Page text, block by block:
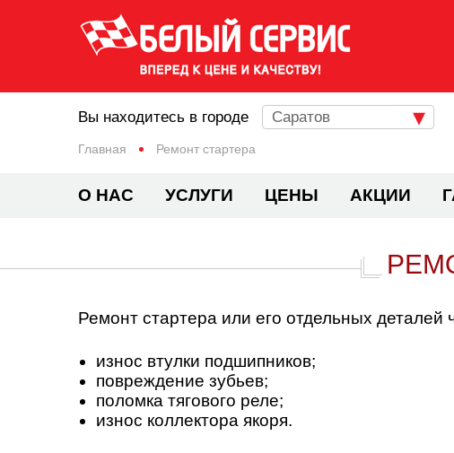
Главная Ремонт стартера
Вы находитесь в городе Саратов
О НАС УСЛУГИ ЦЕНЫ АКЦИИ
Ремонт стартера или его отдельных
износ втулки подшипников;
повреждение зубьев;
поломка тягового реле;
износ коллектора якоря.